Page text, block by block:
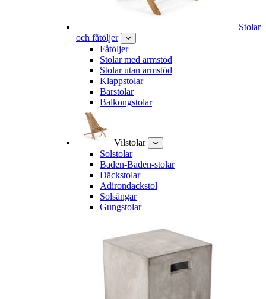
Stolar
och fåtöljer
Fåtöljer
Stolar med armstöd
Stolar utan armstöd
Klappstolar
Barstolar
Balkongstolar
Vilstolar
Solstolar
Baden-Baden-stolar
Däckstolar
Adirondackstol
Solsängar
Gungstolar